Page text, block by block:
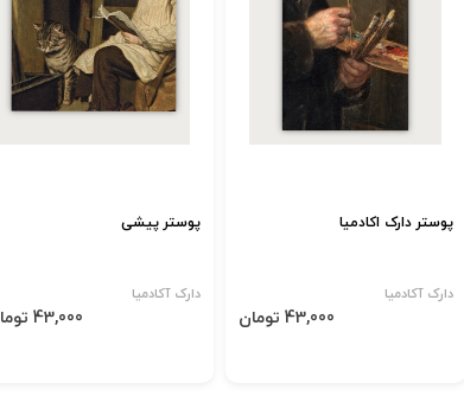
پوستر دارک اکادمیا
دارک آکادمیا
43,000 تومان
پوستر پیشی
دارک آکادمیا
43,000 تومان